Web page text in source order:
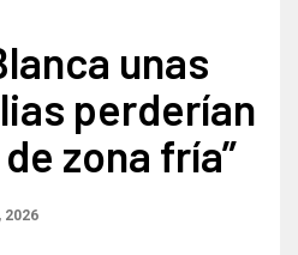
unas
perderían
zona fría”​
2026